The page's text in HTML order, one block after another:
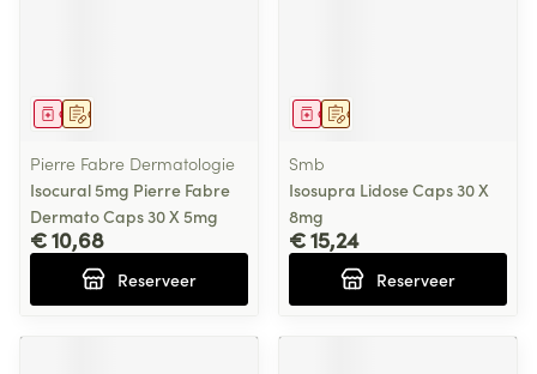
Op voorschrift
Geneesmiddel
Pierre Fabre Dermatologie
Isocural 5mg Pierre Fabre
Dermato Caps 30 X 5mg
€ 10,68
Reserveer
Op voorschrift
Geneesmiddel
Smb
Isosupra Lidose Caps 30 X
8mg
€ 15,24
Reserveer